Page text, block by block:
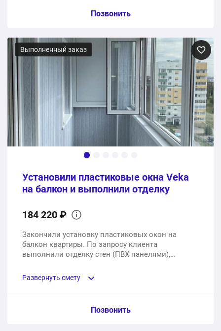
Пункт сметы / Ед. изм. / Цена
Панорамное остекление двухкамерным
стеклопакетом с закаленным стеклом
2742000 ₽
2742000 ₽
Позвонить
Выполненный заказ
Установили пластиковые окна Veka
на балкон и выполнили отделку
184 220 ₽
Закончили установку пластиковых окон на
балкон квартиры. По запросу клиента
выполнили отделку стен (ПВХ панелями),
Развернуть смету
Пункт сметы / Ед. изм. / Цена
Позвонить